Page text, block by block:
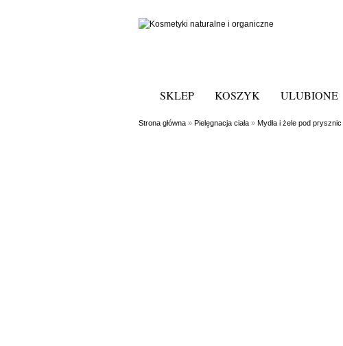
SKLEP KOSZYK ULUBIONE
Strona główna » Pielęgnacja ciała » Mydła i żele pod prysznic